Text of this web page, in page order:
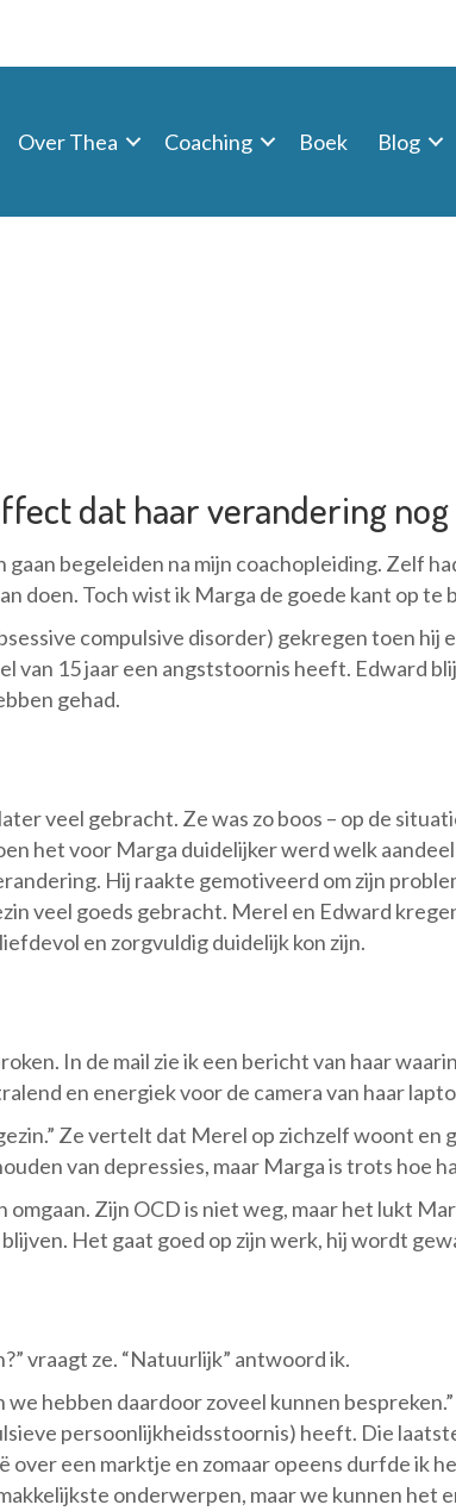
Over Thea Coaching Boek Blog
dat haar verandering
begeleiden na mijn coachopleiding. Zelf
doen. Toch wist ik Marga de goede kant op te
compulsive disorder) gekregen toen hij
van 15 jaar een angststoornis heeft. Edward
gehad.
veel gebracht. Ze was zo boos – op de
het voor Marga duidelijker werd welk
Hij raakte gemotiveerd om zijn
veel goeds gebracht. Merel en Edward
en zorgvuldig duidelijk kon zijn.
In de mail zie ik een bericht van haar
en energiek voor de camera van haar
Ze vertelt dat Merel op zichzelf woont en
van depressies, maar Marga is trots hoe
Zijn OCD is niet weg, maar het lukt
Het gaat goed op zijn werk, hij wordt
vraagt ze. “Natuurlijk” antwoord ik.
hebben daardoor zoveel kunnen
persoonlijkheidsstoornis) heeft. Die
een marktje en zomaar opeens durfde ik
onderwerpen, maar we kunnen het